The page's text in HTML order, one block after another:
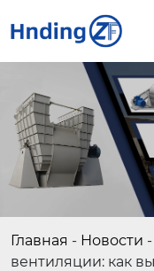
Главная - Новости -
вентиляции: как